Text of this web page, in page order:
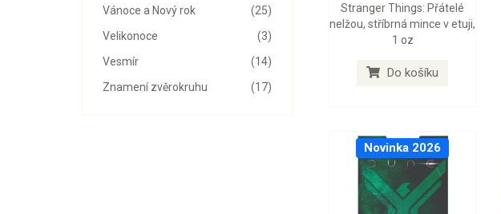
(25)
Vánoce a Nový rok
(3)
Velikonoce
(14)
Vesmír
(17)
Znamení zvěrokruhu
Stranger Things: Přátelé
nelžou, stříbrná mince v etuji,
1 oz
Do košíku
Novinka 2026